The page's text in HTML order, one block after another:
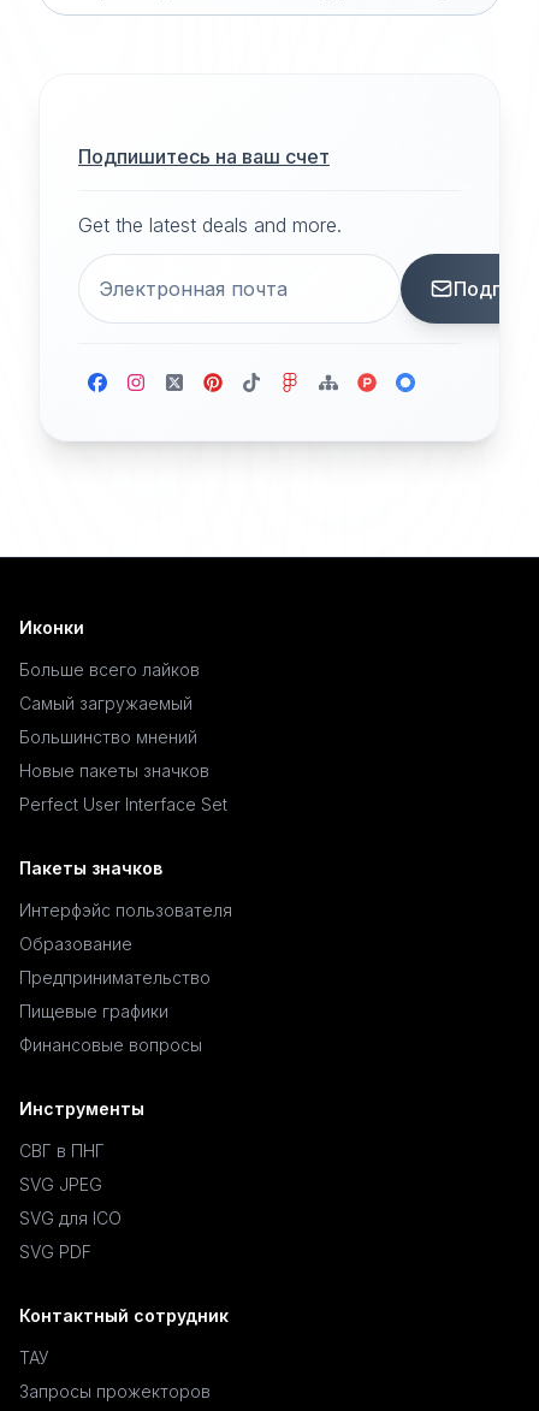
Подпишитесь на ваш счет
Get the latest deals and more.
Иконки
Больше всего лайков
Самый загружаемый
Большинство мнений
Новые пакеты значков
Perfect User Interface Set
Пакеты значков
Интерфэйс пользователя
Образование
Предпринимательство
Пищевые графики
Финансовые вопросы
Инструменты
СВГ в ПНГ
SVG JPEG
SVG для ICO
SVG PDF
Контактный сотрудник
ТАУ
Запросы прожекторов